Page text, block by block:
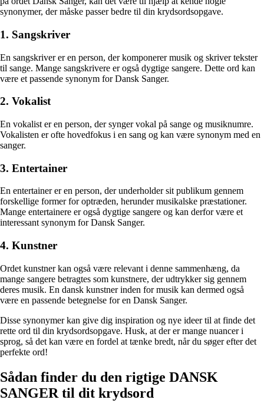
synonymer, der måske passer bedre til din krydsordsopgave.
1. Sangskriver
En sangskriver er en person, der komponerer musik og skriver tekster
til sange. Mange sangskrivere er også dygtige sangere. Dette ord kan
være et passende synonym for Dansk Sanger.
2. Vokalist
En vokalist er en person, der synger vokal på sange og musiknumre.
Vokalisten er ofte hovedfokus i en sang og kan være synonym med en
sanger.
3. Entertainer
En entertainer er en person, der underholder sit publikum gennem
forskellige former for optræden, herunder musikalske præstationer.
Mange entertainere er også dygtige sangere og kan derfor være et
interessant synonym for Dansk Sanger.
4. Kunstner
Ordet kunstner kan også være relevant i denne sammenhæng, da
mange sangere betragtes som kunstnere, der udtrykker sig gennem
deres musik. En dansk kunstner inden for musik kan dermed også
være en passende betegnelse for en Dansk Sanger.
Disse synonymer kan give dig inspiration og nye ideer til at finde det
rette ord til din krydsordsopgave. Husk, at der er mange nuancer i
sprog, så det kan være en fordel at tænke bredt, når du søger efter det
perfekte ord!
Sådan finder du den rigtige DANSK
SANGER til dit krydsord